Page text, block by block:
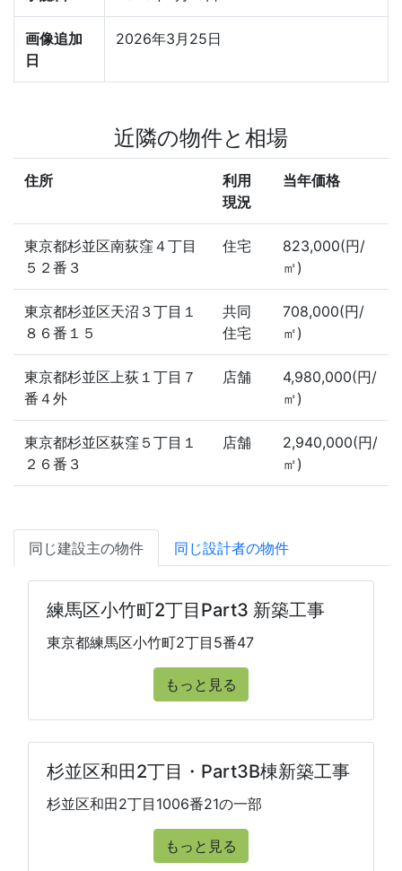
画像追加
日
2026年3月25日
近隣の物件と相場
住所
利用
現況
当年価格
東京都杉並区南荻窪４丁目
５２番３
住宅
823,000(円/
㎡)
東京都杉並区天沼３丁目１
８６番１５
共同
住宅
708,000(円/
㎡)
東京都杉並区上荻１丁目７
番４外
店舗
4,980,000(円/
㎡)
東京都杉並区荻窪５丁目１
２６番３
店舗
2,940,000(円/
㎡)
同じ建設主の物件 同じ設計者の物件
練馬区小竹町2丁目Part3 新築工事
東京都練馬区小竹町2丁目5番47
もっと見る
杉並区和田2丁目・Part3B棟新築工事
杉並区和田2丁目1006番21の一部
もっと見る